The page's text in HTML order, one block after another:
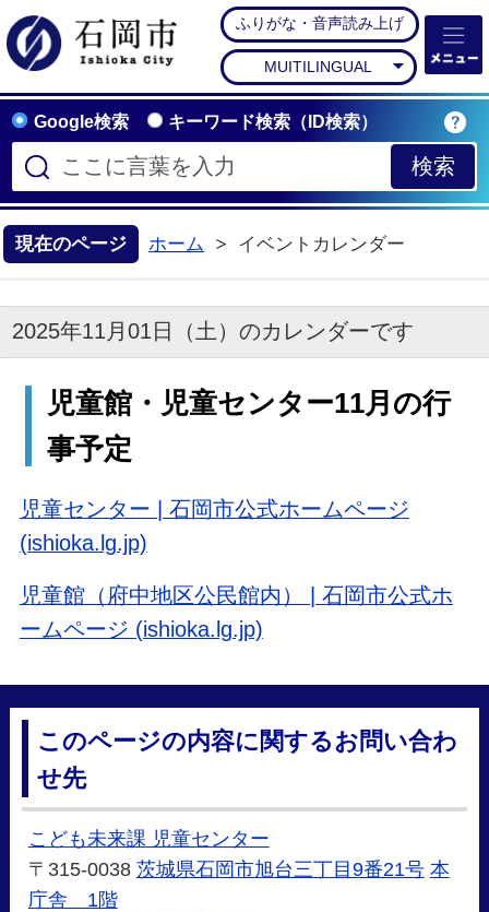
石岡市公式ホームペー
ふりがな・音声読み上げ
MUITILINGUAL
Google検索 キーワード検索（ID検索）
現在のページ ホーム イベントカレンダー
2025年11月01日（土）のカレンダーです
児童館・児童センター11月の行
事予定
児童センター | 石岡市公式ホームページ
(ishioka.lg.jp)
児童館（府中地区公民館内） | 石岡市公式ホ
ームページ (ishioka.lg.jp)
このページの内容に関するお問い合わ
せ先
こども未来課 児童センター
〒315-0038 茨城県石岡市旭台三丁目9番21号 本
庁舎 1階